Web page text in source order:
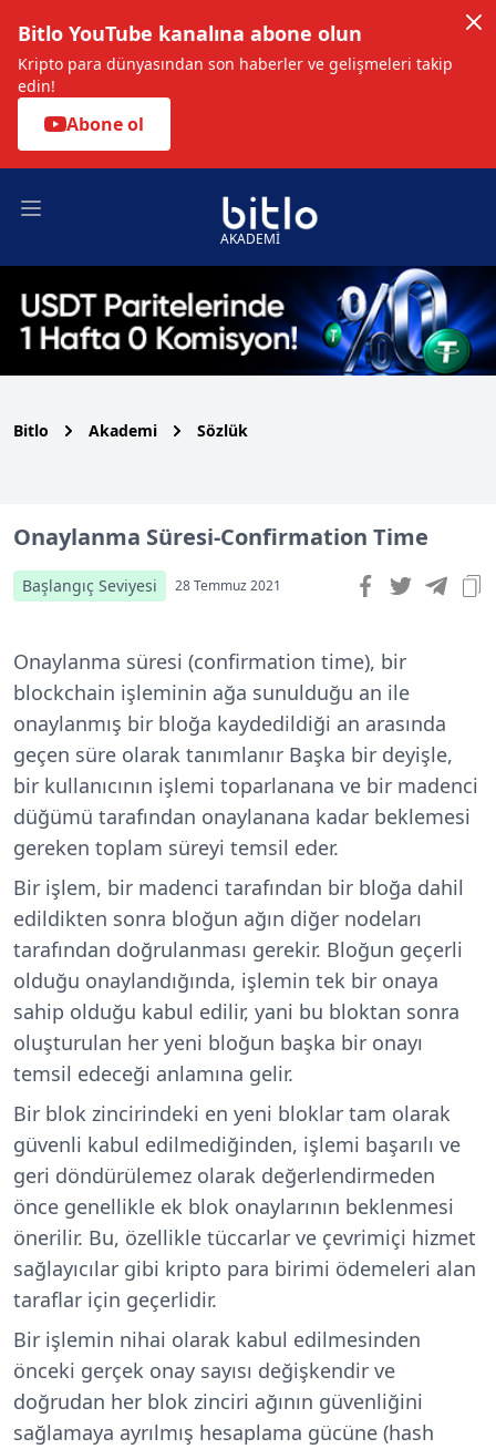
Bitlo YouTube kanalına abone olun
Kripto para dünyasından son haberler ve gelişmeleri takip
edin!
Abone ol
Open main menu
AKADEMİ
Bitlo Akademi Sözlük
Onaylanma Süresi-Confirmation Time
Başlangıç Seviyesi 28 Temmuz 2021
Onaylanma süresi (confirmation time), bir
blockchain işleminin ağa sunulduğu an ile
onaylanmış bir bloğa kaydedildiği an arasında
geçen süre olarak tanımlanır Başka bir deyişle,
bir kullanıcının işlemi toparlanana ve bir madenci
düğümü tarafından onaylanana kadar beklemesi
gereken toplam süreyi temsil eder.
Bir işlem, bir madenci tarafından bir bloğa dahil
edildikten sonra bloğun ağın diğer nodeları
tarafından doğrulanması gerekir. Bloğun geçerli
olduğu onaylandığında, işlemin tek bir onaya
sahip olduğu kabul edilir, yani bu bloktan sonra
oluşturulan her yeni bloğun başka bir onayı
temsil edeceği anlamına gelir.
Bir blok zincirindeki en yeni bloklar tam olarak
güvenli kabul edilmediğinden, işlemi başarılı ve
geri döndürülemez olarak değerlendirmeden
önce genellikle ek blok onaylarının beklenmesi
önerilir. Bu, özellikle tüccarlar ve çevrimiçi hizmet
sağlayıcılar gibi kripto para birimi ödemeleri alan
taraflar için geçerlidir.
Bir işlemin nihai olarak kabul edilmesinden
önceki gerçek onay sayısı değişkendir ve
doğrudan her blok zinciri ağının güvenliğini
sağlamaya ayrılmış hesaplama gücüne (hash